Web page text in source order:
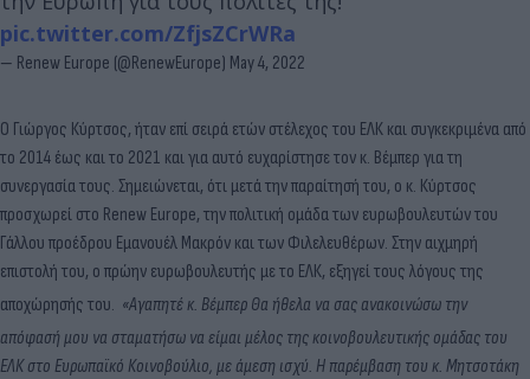
pic.twitter.com/ZfjsZCrWRa
— Renew Europe (@RenewEurope) May 4, 2022
Ο Γιώργος Κύρτσος, ήταν επί σειρά ετών στέλεχος του ΕΛΚ και συγκεκριμένα από
το 2014 έως και το 2021 και για αυτό ευχαρίστησε τον κ. Βέμπερ για τη
συνεργασία τους. Σημειώνεται, ότι μετά την παραίτησή του, ο κ. Κύρτσος
προσχωρεί στο Renew Europe, την πολιτική ομάδα των ευρωβουλευτών του
Γάλλου προέδρου Εμανουέλ Μακρόν και των Φιλελευθέρων. Στην αιχμηρή
επιστολή του, ο πρώην ευρωβουλευτής με το ΕΛΚ, εξηγεί τους λόγους της
αποχώρησής του. «Αγαπητέ κ. Βέμπερ Θα ήθελα να σας ανακοινώσω την
απόφασή μου να σταματήσω να είμαι μέλος της κοινοβουλευτικής ομάδας του
ΕΛΚ στο Ευρωπαϊκό Κοινοβούλιο, με άμεση ισχύ. Η παρέμβαση του κ. Μητσοτάκη